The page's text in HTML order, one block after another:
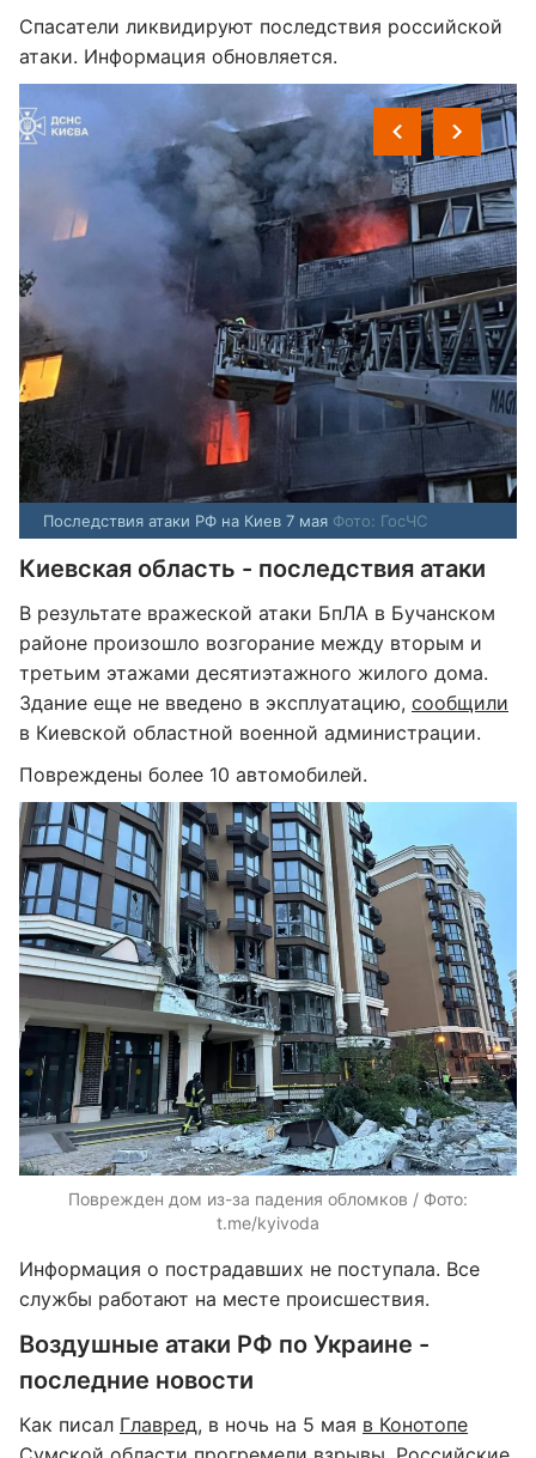
Спасатели ликвидируют последствия российской
атаки. Информация обновляется.
Последствия атаки РФ на Киев 7 мая Фото: ГосЧС
Киевская область - последствия атаки
В результате вражеской атаки БпЛА в Бучанском
районе произошло возгорание между вторым и
третьим этажами десятиэтажного жилого дома.
Здание еще не введено в эксплуатацию, сообщили
в Киевской областной военной администрации.
Повреждены более 10 автомобилей.
Поврежден дом из-за падения обломков / Фото:
t.me/kyivoda
Информация о пострадавших не поступала. Все
службы работают на месте происшествия.
Воздушные атаки РФ по Украине -
последние новости
Как писал Главред, в ночь на 5 мая в Конотопе